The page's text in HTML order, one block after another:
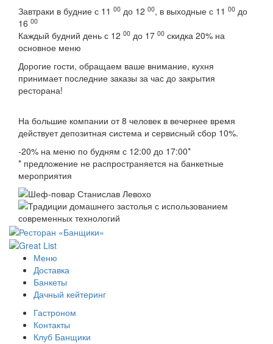
Завтраки в будние с 11 00 до 12 00, в выходные с 11 00 до
16 00
Каждый будний день с 12 00 до 17 00 скидка 20% на
основное меню
Дорогие гости, обращаем ваше внимание, кухня
принимает последние заказы за час до закрытия
ресторана!
На большие компании от 8 человек в вечернее время
действует депозитная система и сервисный сбор 10%.
-20% на меню по будням с 12:00 до 17:00*
* предложение не распространяется на банкетные
мероприятия
Меню
Доставка
Банкеты
Дачный кейтеринг
Гастроном
Контакты
Клуб Банщики